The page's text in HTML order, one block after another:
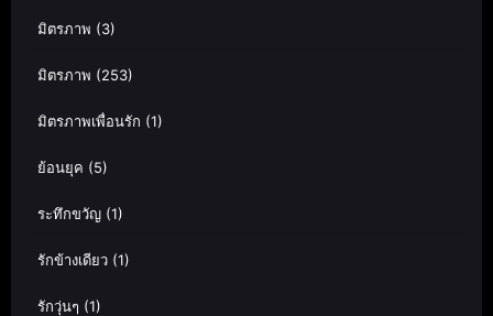
มิตรภาพ (3)
มิตรภาพ (253)
มิตรภาพเพื่อนรัก (1)
ย้อนยุค (5)
ระทึกขวัญ (1)
รักข้างเดียว (1)
รักวุ่นๆ (1)